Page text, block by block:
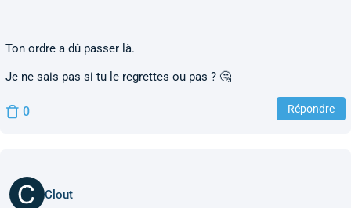
Ton ordre a dû passer là.
Je ne sais pas si tu le regrettes ou pas ? 🤔
0 Répondre
Clout